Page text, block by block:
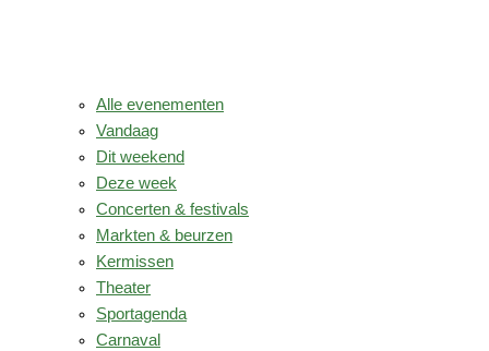
Alle evenementen
Vandaag
Dit weekend
Deze week
Concerten & festivals
Markten & beurzen
Kermissen
Theater
Sportagenda
Carnaval